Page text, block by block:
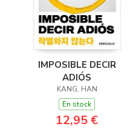
IMPOSIBLE DECIR
ADIÓS
KANG, HAN
En stock
12,95 €